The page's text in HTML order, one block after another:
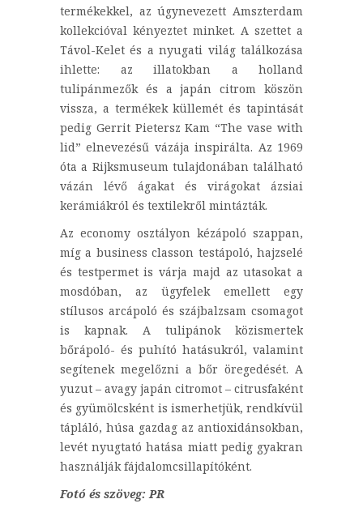
termékekkel, az úgynevezett Amszterdam
kollekcióval kényeztet minket. A szettet a
Távol-Kelet és a nyugati világ találkozása
ihlette: az illatokban a holland
tulipánmezők és a japán citrom köszön
vissza, a termékek küllemét és tapintását
pedig Gerrit Pietersz Kam “The vase with
lid” elnevezésű vázája inspirálta. Az 1969
óta a Rijksmuseum tulajdonában található
vázán lévő ágakat és virágokat ázsiai
kerámiákról és textilekről mintázták.
Az economy osztályon kézápoló szappan,
míg a business classon testápoló, hajzselé
és testpermet is várja majd az utasokat a
mosdóban, az ügyfelek emellett egy
stílusos arcápoló és szájbalzsam csomagot
is kapnak. A tulipánok közismertek
bőrápoló- és puhító hatásukról, valamint
segítenek megelőzni a bőr öregedését. A
yuzut – avagy japán citromot – citrusfaként
és gyümölcsként is ismerhetjük, rendkívül
tápláló, húsa gazdag az antioxidánsokban,
levét nyugtató hatása miatt pedig gyakran
használják fájdalomcsillapítóként.
Fotó és szöveg: PR